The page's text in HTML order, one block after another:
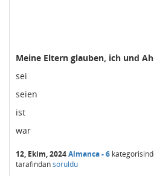
Meine Eltern glauben, ich und
sei
seien
ist
war
12, Ekim, 2024Almanca - 6
tarafındansoruldu